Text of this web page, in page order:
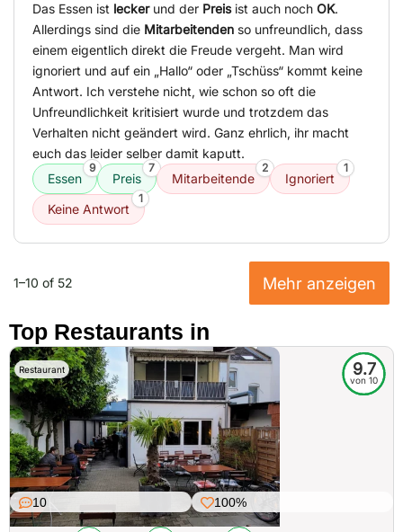
Das Essen ist leckerund der Preisist auch noch OK.
Allerdings sind die Mitarbeitenden so unfreundlich, dass
einem eigentlich direkt die Freude vergeht. Man wird
ignoriert und auf ein „Hallo“ oder „Tschüss“ kommt keine
Antwort. Ich verstehe nicht, wie schon so oft die
Unfreundlichkeit kritisiert wurde und trotzdem das
Verhalten nicht geändert wird. Ganz ehrlich, ihr macht
euch das leider selber damit kaputt.
Essen
9
Preis
7
Mitarbeitende
2
Ignoriert
1
Keine Antwort
1
1–10 of 52 Mehr anzeigen
Top Restaurants in
Restaurant 9.7
von 10
10 100%